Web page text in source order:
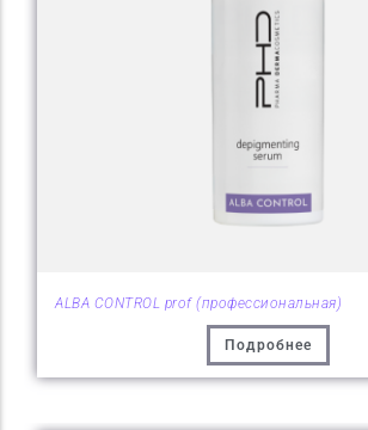
ALBA CONTROL prof (профессиональная)
Подробнее